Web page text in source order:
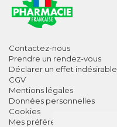
Contactez-nous
Prendre un rendez-vous
Déclarer un effet indésirable
CGV
Mentions légales
Données personnelles
Cookies
Mes préférences Cookies